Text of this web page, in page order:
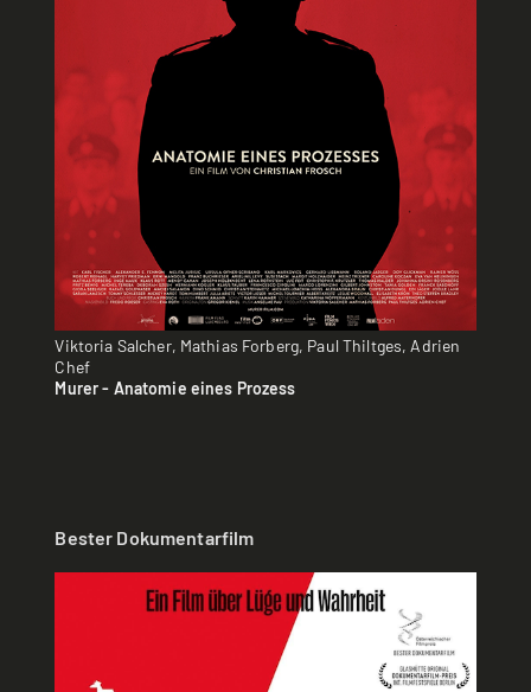
Viktoria Salcher, Mathias Forberg, Paul Thiltges, Adrien
Chef
Murer - Anatomie eines Prozess
Bester Dokumentarfilm